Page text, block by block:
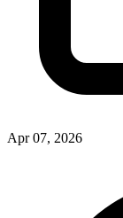
Apr 07, 2026